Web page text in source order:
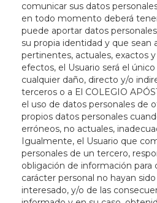
comunicar sus datos
en todo momento deberá
puede aportar datos
su propia identidad y que sean
pertinentes, actuales, exactos
efectos, el Usuario será el
cualquier daño, directo y/o
terceros o a El COLEGIO
el uso de datos personales de
propios datos personales
erróneos, no actuales,
Igualmente, el Usuario que
personales de un tercero,
obligación de información para
carácter personal no hayan
interesado, y/o de las